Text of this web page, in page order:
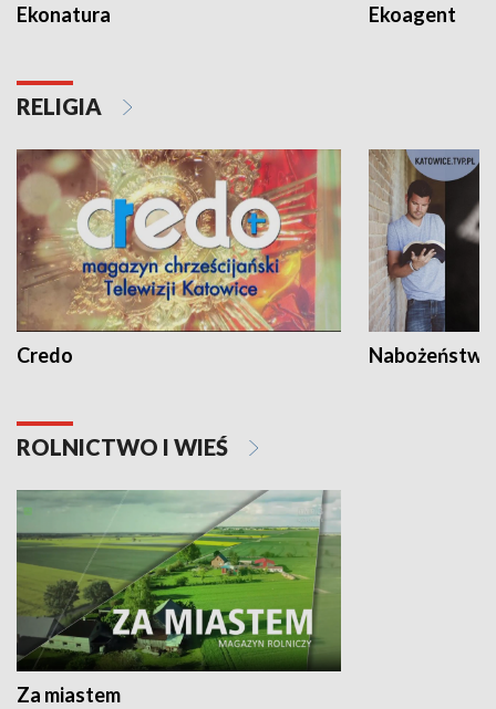
Ekonatura Ekoagent
RELIGIA
Credo
ROLNICTWO I WIEŚ
Za miastem